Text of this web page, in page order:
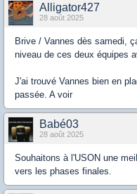
Alligator427
28 août 2025
Brive / Vannes dès samedi,
niveau de ces deux équipes
J'ai trouvé Vannes bien en
passée. A voir
Babé03
28 août 2025
Souhaitons à l'USON une
vers les phases finales.